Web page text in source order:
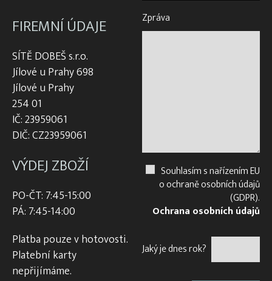
FIREMNÍ ÚDAJE
SÍTĚ DOBEŠ s.r.o.
Jílové u Prahy 698
Jílové u Prahy
254 01
IČ: 23959061
DIČ: CZ23959061
VÝDEJ ZBOŽÍ
PO-ČT: 7:45-15:00
PÁ: 7:45-14:00
Platba pouze v hotovosti.
Platební karty
nepřijímáme.
Zpráva
Souhlasím s nařízením EU
o ochraně osobních údajů
(GDPR).
Ochrana osobních údajů
Jaký je dnes rok?